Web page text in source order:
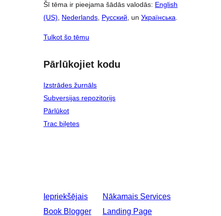
Šī tēma ir pieejama šādās valodās: English
(US), Nederlands, Русский, un Українська.
Tulkot šo tēmu
Pārlūkojiet kodu
Izstrādes žurnāls
Subversijas repozitorijs
Pārlūkot
Trac biļetes
Iepriekšējais
Book Blogger
Nākamais Services
Landing Page